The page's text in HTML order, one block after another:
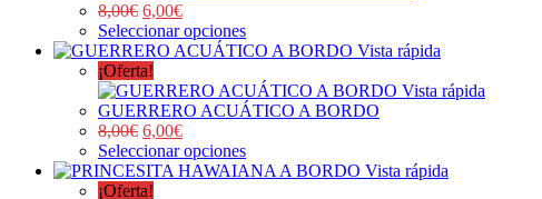
8,00€ 6,00€
Seleccionar opciones
Vista rápida
¡Oferta!
Vista rápida
GUERRERO ACUÁTICO A BORDO
8,00€ 6,00€
Seleccionar opciones
Vista rápida
¡Oferta!